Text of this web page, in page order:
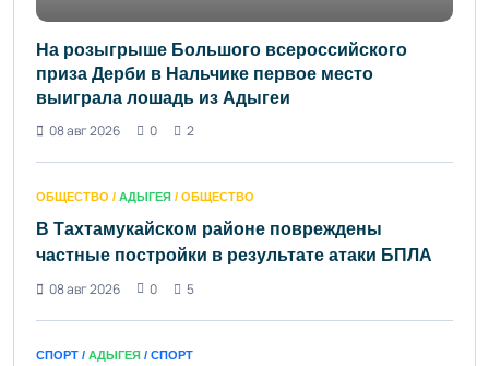
На розыгрыше Большого всероссийского
приза Дерби в Нальчике первое место
выиграла лошадь из Адыгеи
08 авг 2026
0 2
ОБЩЕСТВО / АДЫГЕЯ / ОБЩЕСТВО
В Тахтамукайском районе повреждены
частные постройки в результате атаки БПЛА
08 авг 2026
0 5
СПОРТ / АДЫГЕЯ / СПОРТ